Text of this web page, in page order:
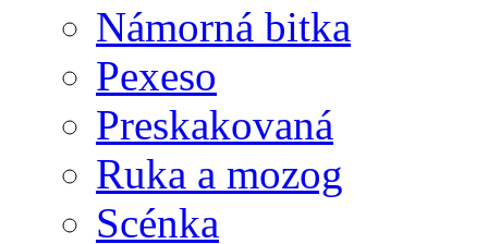
Námorná bitka
Pexeso
Preskakovaná
Ruka a mozog
Scénka